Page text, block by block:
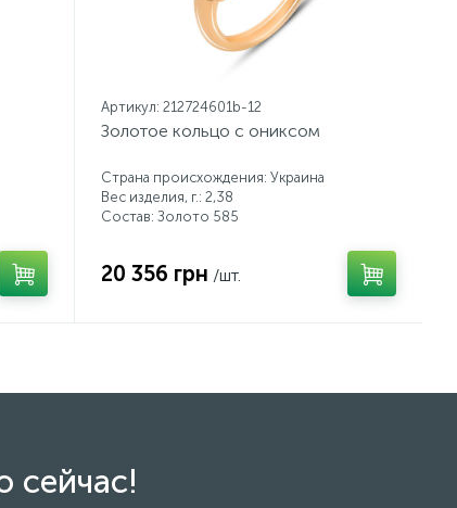
Артикул: 212724601b-12
Золотое кольцо с ониксом
Страна происхождения: Украина
Вес изделия, г.: 2,38
Состав: Золото 585
20 356 грн /шт.
сейчас!